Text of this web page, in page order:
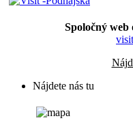
Spoločný
Nájdete nás tu